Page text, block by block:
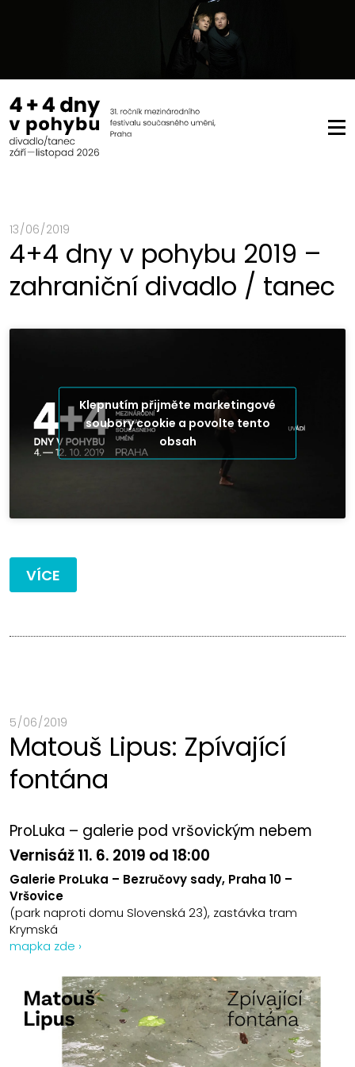
13 / 06 / 2019
4+4 dny v pohybu 2019 –
zahraniční divadlo / tanec
Klepnutím přijměte marketingové
soubory cookie a povolte tento
obsah
VÍCE
5 / 06 / 2019
Matouš Lipus: Zpívající
fontána
ProLuka – galerie pod vršovickým nebem
Vernisáž 11. 6. 2019 od 18:00
Galerie ProLuka – Bezručovy sady, Praha 10 –
Vršovice
(park naproti domu Slovenská 23), zastávka tram
Krymská
mapka zde ›